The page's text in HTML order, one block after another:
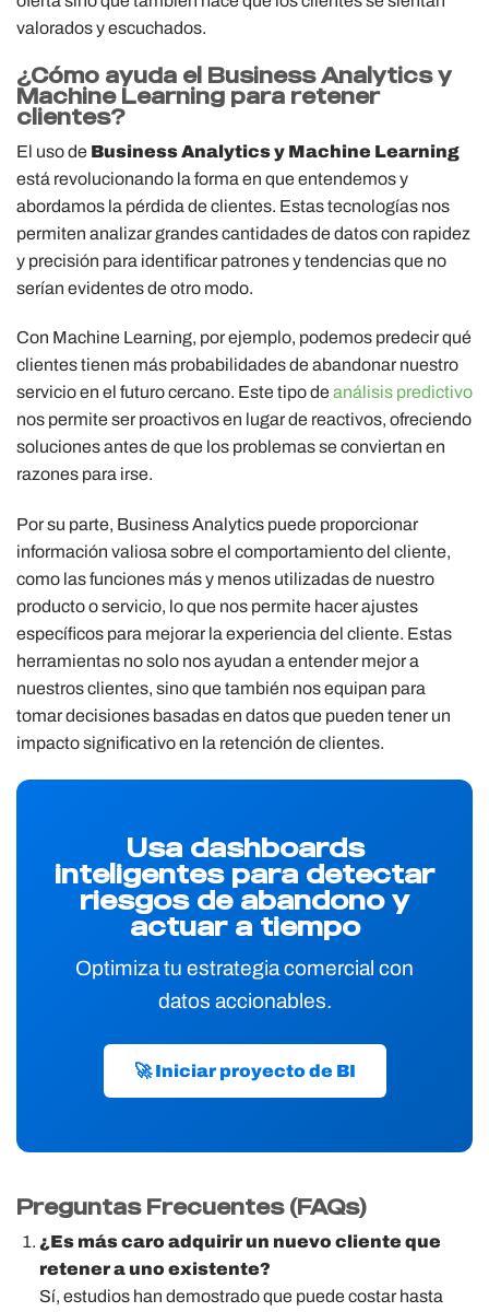
valorados y escuchados.
¿Cómo ayuda el Business Analytics y
Machine Learning para retener
clientes?
El uso de Business Analytics y Machine Learning
está revolucionando la forma en que entendemos y
abordamos la pérdida de clientes. Estas tecnologías nos
permiten analizar grandes cantidades de datos con rapidez
y precisión para identificar patrones y tendencias que no
serían evidentes de otro modo.
Con Machine Learning, por ejemplo, podemos predecir qué
clientes tienen más probabilidades de abandonar nuestro
servicio en el futuro cercano. Este tipo deanálisis predictivo
nos permite ser proactivos en lugar de reactivos, ofreciendo
soluciones antes de que los problemas se conviertan en
razones para irse.
Por su parte, Business Analytics puede proporcionar
información valiosa sobre el comportamiento del cliente,
como las funciones más y menos utilizadas de nuestro
producto o servicio, lo que nos permite hacer ajustes
específicos para mejorar la experiencia del cliente. Estas
herramientas no solo nos ayudan a entender mejor a
nuestros clientes, sino que también nos equipan para
tomar decisiones basadas en datos que pueden tener un
impacto significativo en la retención de clientes.
Usa dashboards
inteligentes para detectar
riesgos de abandono y
actuar a tiempo
Optimiza tu estrategia comercial con
datos accionables.
🚀 Iniciar proyecto de BI
Preguntas Frecuentes (FAQs)
¿Es más caro adquirir un nuevo cliente que
retener a uno existente?
Sí, estudios han demostrado que puede costar hasta